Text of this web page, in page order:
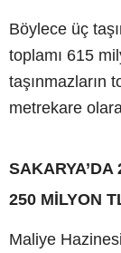
Böylece üç
toplamı 615
taşınmazların
metrekare
250 MİLYON
Maliye